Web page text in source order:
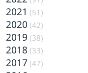
2021 (51)
2020 (42)
2019 (38)
2018 (33)
2017 (47)